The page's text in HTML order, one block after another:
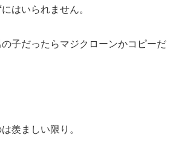
はいられません。
子だったらマジクローンかコピーだ
羨ましい限り。